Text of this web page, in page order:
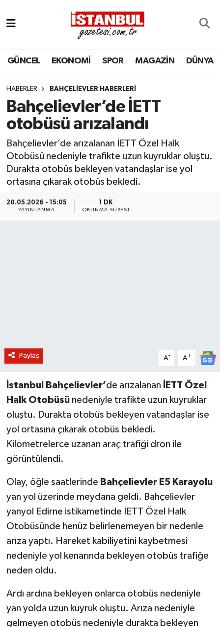
GÜNCEL EKONOMİ SPOR MAGAZİN DÜNYA
HABERLER BAHÇELIEVLER HABERLERI
Bahçelievler’de İETT
otobüsü arızalandı
Bahçelievler’de arızalanan İETT Özel Halk
Otobüsü nedeniyle trafikte uzun kuyruklar oluştu.
Durakta otobüs bekleyen vatandaşlar ise yol
ortasına çıkarak otobüs bekledi.
20.05.2026 - 15:05
YAYINLANMA
1 DK
OKUNMA SÜRESI
Paylaş A- A+
İstanbul Bahçelievler’de arızalanan
İETT Özel
Halk Otobüsü nedeniyle trafikte uzun kuyruklar
oluştu. Durakta otobüs bekleyen vatandaşlar ise
yol ortasına çıkarak otobüs bekledi.
Kilometrelerce uzanan araç trafiği dron ile
görüntülendi.
Olay, öğle saatlerinde Bahçelievler E5 Karayolu
yan yol üzerinde meydana geldi. Bahçelievler
yanyol Edirne istikametinde İETT Özel Halk
Otobüsünde henüz belirlenemeyen bir nedenle
arıza yaptı. Hareket kabiliyetini kaybetmesi
nedeniyle yol kenarında bekleyen otobüs trafiğe
neden oldu.
Ardı ardına bekleyen onlarca otobüs nedeniyle
yan yolda uzun kuyruk oluştu. Arıza nedeniyle
gelmeyen otobüs nedeniyle durakta bekleyen
EKONOMİ
İSTANBUL
DÜNYA
KÜLTÜR SANAT
SAĞLIK
Nöbetçi Eczaneler
Hava Durumu
Trafik Durumu
Süper Lig Puan Durumu ve Fikstür
Son Dakika Haberleri
Haber Arşivi